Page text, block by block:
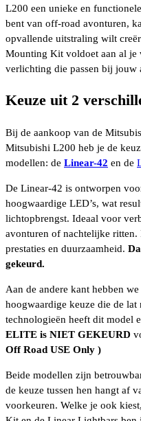
L200 een unieke en
bent van off-road avonturen,
opvallende uitstraling wilt
Mounting Kit voldoet aan al je
verlichting die passen bij
Keuze uit 2
Bij de aankoop van de
Mitsubishi L200 heb je de
modellen: de Linear-42 en de
De Linear-42 is ontworpen
hoogwaardige LED’s, wat
lichtopbrengst. Ideaal voor
avonturen of nachtelijke
prestaties en duurzaamheid.
gekeurd.
Aan de andere kant hebben
hoogwaardige keuze die de lat
technologieën heeft dit model
ELITE is NIET GEKEURD
Off Road USE Only )
Beide modellen zijn
de keuze tussen hen hangt af
voorkeuren. Welke je ook